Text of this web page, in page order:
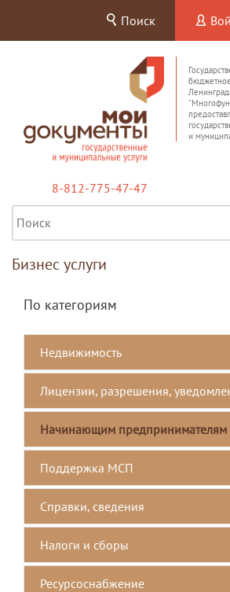
Поиск
и
8-812-775-47-47
Бизнес услуги
По категориям
Недвижимость
Лицензии, разрешения,
Начинающим предпринимателям
Поддержка МСП
Справки, сведения
Налоги и сборы
Ресурсоснабжение